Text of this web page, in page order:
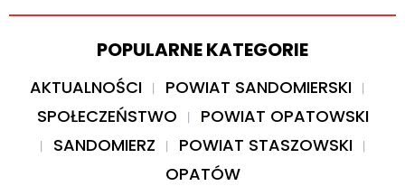
POPULARNE KATEGORIE
AKTUALNOŚCI
POWIAT SANDOMIERSKI
SPOŁECZEŃSTWO
POWIAT OPATOWSKI
SANDOMIERZ
POWIAT STASZOWSKI
OPATÓW